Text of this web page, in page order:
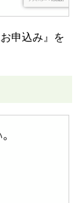
申込み』を